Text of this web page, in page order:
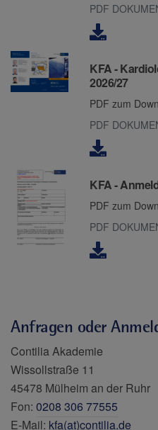
PDF
KFA -
2026/27
PDF zum
PDF
KFA -
PDF zum
PDF
Anfragen oder
Contilia Akademie
Wissollstraße 11
45478 Mülheim an der Ruhr
Fon: 0208 306 77555
E-Mail: kfa(at)contilia.de